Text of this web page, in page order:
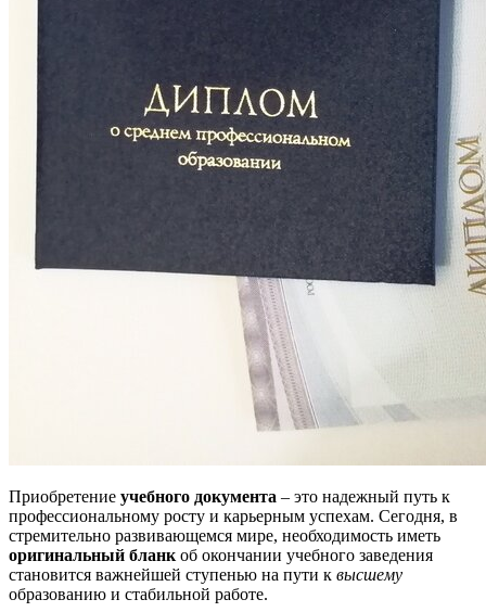
Приобретение учебного документа – это надежный путь к
профессиональному росту и карьерным успехам. Сегодня, в
стремительно развивающемся мире, необходимость иметь
оригинальный бланк об окончании учебного заведения
становится важнейшей ступенью на пути к высшему
образованию и стабильной работе.